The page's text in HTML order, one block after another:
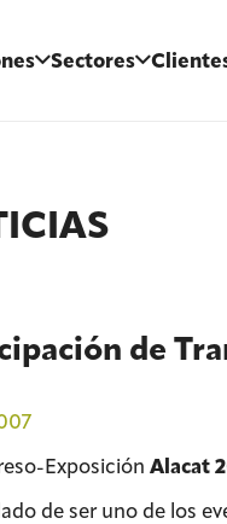
Sectores
de
Exposición Alacat
de ser uno de los